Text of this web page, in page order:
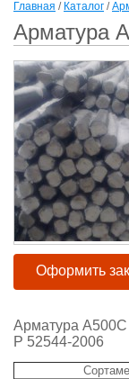
Главная / Каталог /
Арматура
Оформить
Арматура
Р 52544-2006